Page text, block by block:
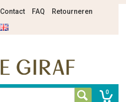
Contact FAQ
Retourneren
0